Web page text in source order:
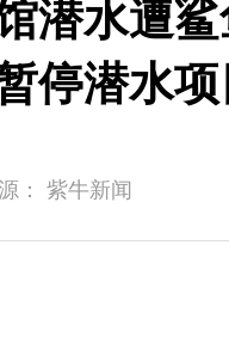
潜水遭
停潜水项
： 紫牛新闻